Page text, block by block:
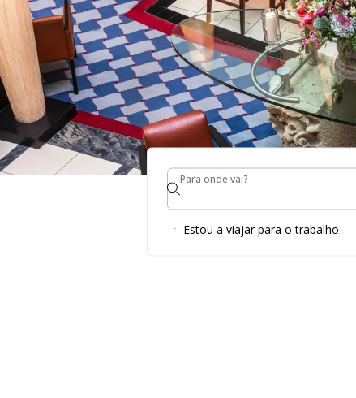
STEIGENBERGER
COM O BOLETIM
Para onde vai?
Para onde vai?
Estou a viajar para o trabalho